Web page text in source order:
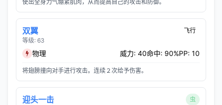
使出全身力气绷紧肌肉，从而提高自己的攻击和防御。
双翼
等级: 63
飞行
物理 威力: 40命中: 90%PP: 10
将翅膀撞向对手进行攻击。连续２次给予伤害。
迎头一击 虫